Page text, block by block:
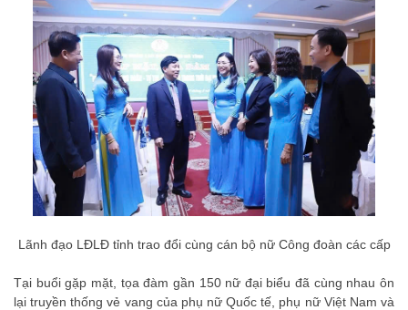
Lãnh đạo LĐLĐ tỉnh trao đổi cùng cán bộ nữ Công đoàn các cấp
Tại buổi gặp mặt, tọa đàm gần 150 nữ đại biểu đã cùng nhau ôn
lại truyền thống vẻ vang của phụ nữ Quốc tế, phụ nữ Việt Nam và